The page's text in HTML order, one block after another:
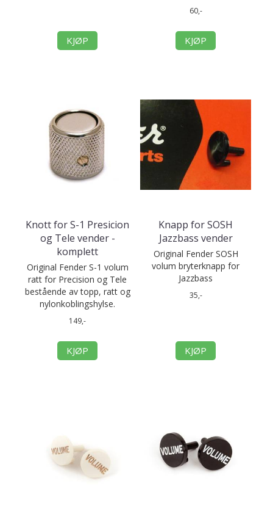
KJØP
60,-
KJØP
Knott for S-1 Presicion
og Tele vender -
komplett
Original Fender S-1 volum
ratt for Precision og Tele
bestående av topp, ratt og
nylonkoblingshylse.
149,-
KJØP
Knapp for SOSH
Jazzbass vender
Original Fender SOSH
volum bryterknapp for
Jazzbass
35,-
KJØP